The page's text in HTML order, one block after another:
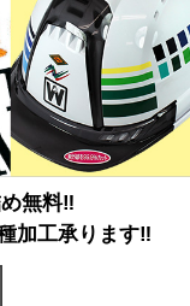
無料‼
加工承ります‼